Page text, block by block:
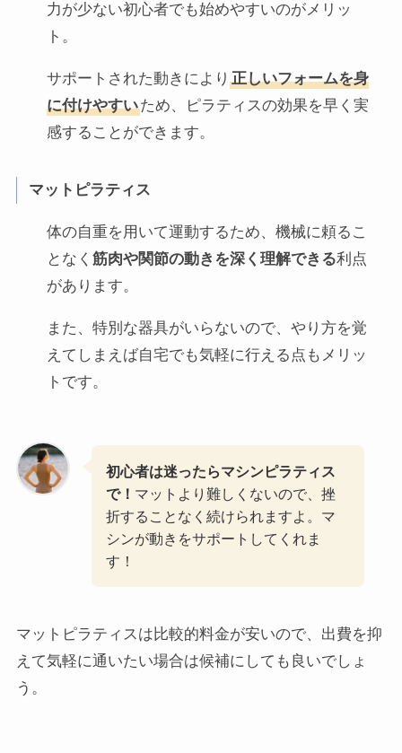
力が少ない初心者でも始めやすいのがメリッ
ト。
サポートされた動きにより 正しいフォームを身
に付けやすいため、ピラティスの効果を早く実
感することができます。
マットピラティス
体の自重を用いて運動するため、機械に頼るこ
となく 筋肉や関節の動きを深く理解できる利点
があります。
また、特別な器具がいらないので、やり方を覚
えてしまえば自宅でも気軽に行える点もメリッ
トです。
初心者は迷ったらマシンピラティス
で！ マットより難しくないので、挫
折することなく続けられますよ。マ
シンが動きをサポートしてくれま
す！
マットピラティスは比較的料金が安いので、出費を抑
えて気軽に通いたい場合は候補にしても良いでしょ
う。